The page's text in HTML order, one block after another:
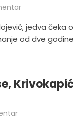
jedva čeka
od dve